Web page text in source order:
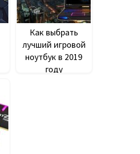
Как выбрать
лучший игровой
ноутбук в 2019
году